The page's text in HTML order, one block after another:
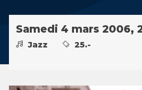
Samedi 4 mars 2006,
Jazz 25.-